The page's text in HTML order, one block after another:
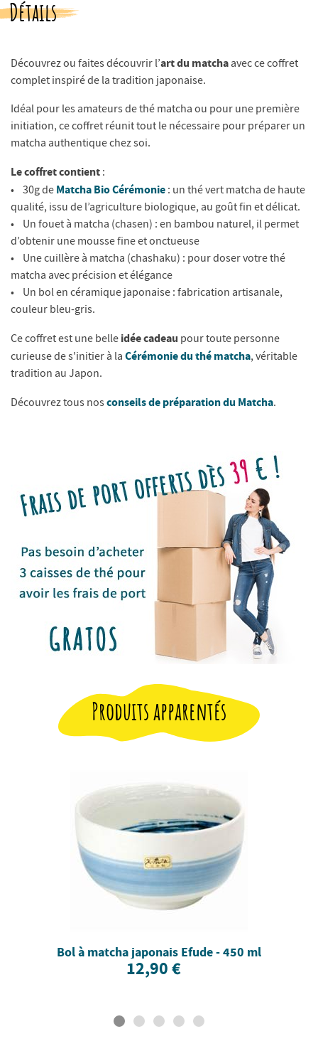
Détails
Découvrez ou faites découvrir l’art du matcha avec ce coffret
complet inspiré de la tradition japonaise.
Idéal pour les amateurs de thé matcha ou pour une première
initiation, ce coffret réunit tout le nécessaire pour préparer un
matcha authentique chez soi.
Le coffret contient :
• 30g de Matcha Bio Cérémonie : un thé vert matcha de haute
qualité, issu de l’agriculture biologique, au goût fin et délicat.
• Un fouet à matcha (chasen) : en bambou naturel, il permet
d’obtenir une mousse fine et onctueuse
• Une cuillère à matcha (chashaku) : pour doser votre thé
matcha avec précision et élégance
• Un bol en céramique japonaise : fabrication artisanale,
couleur bleu-gris.
Ce coffret est une belle idée cadeau pour toute personne
curieuse de s'initier à la Cérémonie du thé matcha, véritable
tradition au Japon.
Découvrez tous nosconseils de préparation du Matcha.
Produits apparentés
Bol à matcha japonais Efude - 450 ml
12,90 €